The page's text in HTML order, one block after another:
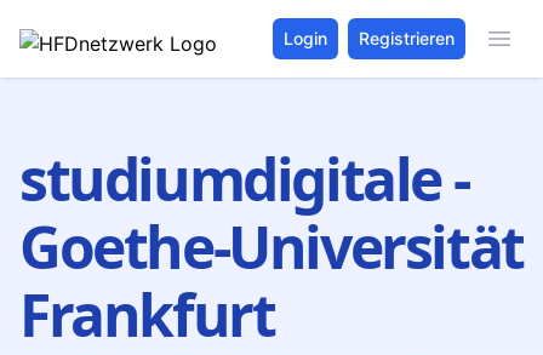
Login Registrieren
studiumdigitale -
Goethe-Universität
Frankfurt